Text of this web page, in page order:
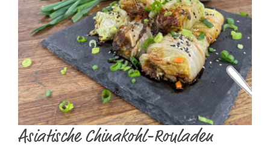
Asiatische Chinakohl-Rouladen